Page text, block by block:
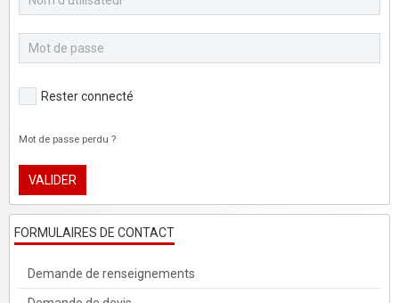
Rester connecté
Mot de passe perdu ?
VALIDER
FORMULAIRES DE CONTACT
Demande de renseignements